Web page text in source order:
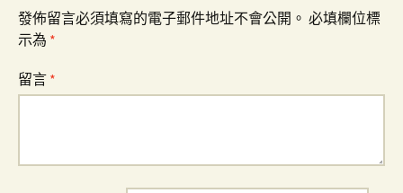
發佈留言必須填寫的電子郵件地址不會公開。 必填欄位標
示為 *
留言 *